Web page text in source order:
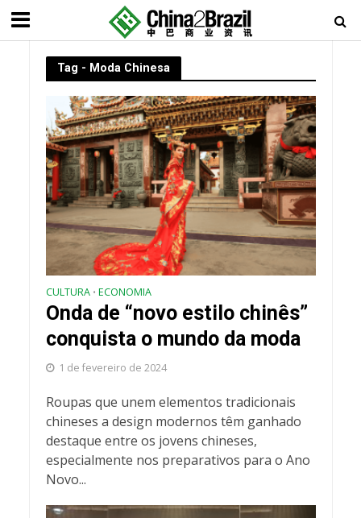
Tag - Moda Chinesa
CULTURA • ECONOMIA
Onda de “novo estilo chinês”
conquista o mundo da moda
1 de fevereiro de 2024
Roupas que unem elementos tradicionais
chineses a design modernos têm ganhado
destaque entre os jovens chineses,
especialmente nos preparativos para o Ano
Novo...